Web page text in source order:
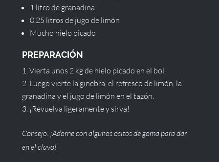
1 litro de granadina
0,25 litros de jugo de limón
Mucho hielo picado
PREPARACIÓN
Vierta unos 2 kg de hielo picado en el bol.
Luego vierte la ginebra, el refresco de limón, la
granadina y el jugo de limón en el tazón.
¡Revuelva ligeramente y sirva!
Consejo: ¡Adorne con algunos ositos de goma para dar
en el clavo!